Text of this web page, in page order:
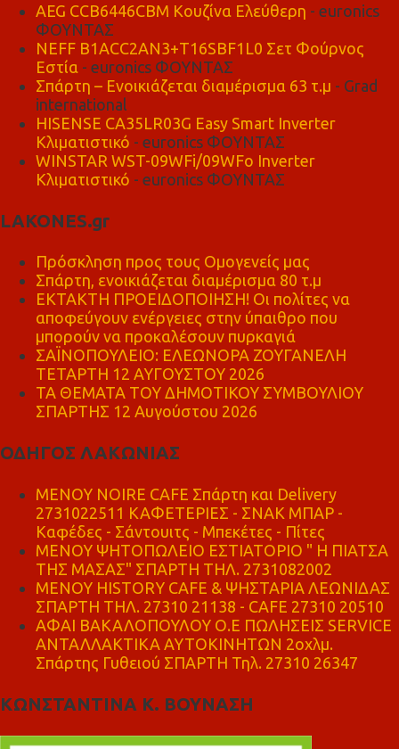
AEG CCB6446CBM Κουζίνα Ελεύθερη - euronics
ΦΟΥΝΤΑΣ
NEFF B1ACC2AN3+T16SBF1L0 Σετ Φούρνος
Εστία - euronics ΦΟΥΝΤΑΣ
Σπάρτη – Ενοικιάζεται διαμέρισμα 63 τ.μ - Grad
international
HISENSE CA35LR03G Easy Smart Inverter
Κλιματιστικό - euronics ΦΟΥΝΤΑΣ
WINSTAR WST-09WFi/09WFo Inverter
Κλιματιστικό - euronics ΦΟΥΝΤΑΣ
LAKONES.gr
Πρόσκληση προς τους Ομογενείς μας
Σπάρτη, ενοικιάζεται διαμέρισμα 80 τ.μ
ΕΚΤΑΚΤΗ ΠΡΟΕΙΔΟΠΟΙΗΣΗ! Οι πολίτες να
αποφεύγουν ενέργειες στην ύπαιθρο που
μπορούν να προκαλέσουν πυρκαγιά
ΣΑΪΝΟΠΟΥΛΕΙΟ: ΕΛΕΩΝΟΡΑ ΖΟΥΓΑΝΕΛΗ
ΤΕΤΑΡΤΗ 12 ΑΥΓΟΥΣΤΟΥ 2026
ΤΑ ΘΕΜΑΤΑ ΤΟΥ ΔΗΜΟΤΙΚΟΥ ΣΥΜΒΟΥΛΙΟΥ
ΣΠΑΡΤΗΣ 12 Αυγούστου 2026
ΟΔΗΓΟΣ ΛΑΚΩΝΙΑΣ
MENOY NOIRE CAFE Σπάρτη και Delivery
2731022511 ΚΑΦΕΤΕΡΙΕΣ - ΣΝΑΚ ΜΠΑΡ -
Καφέδες - Σάντουιτς - Μπεκέτες - Πίτες
ΜΕΝΟΥ ΨΗΤΟΠΩΛΕΙΟ ΕΣΤΙΑΤΟΡΙΟ " Η ΠΙΑΤΣΑ
ΤΗΣ ΜΑΣΑΣ" ΣΠΑΡΤΗ ΤΗΛ. 2731082002
ΜΕΝΟΥ HISTORY CAFE & ΨΗΣΤΑΡΙΑ ΛΕΩΝΙΔΑΣ
ΣΠΑΡΤΗ ΤΗΛ. 27310 21138 - CAFE 27310 20510
ΑΦΑΙ ΒΑΚΑΛΟΠΟΥΛΟΥ Ο.Ε ΠΩΛΗΣΕΙΣ SERVICE
ΑΝΤΑΛΛΑΚΤΙΚΑ ΑΥΤΟΚΙΝΗΤΩΝ 2οχλμ.
Σπάρτης Γυθειού ΣΠΑΡΤΗ Τηλ. 27310 26347
ΚΩΝΣΤΑΝΤΙΝΑ Κ. ΒΟΥΝΑΣΗ